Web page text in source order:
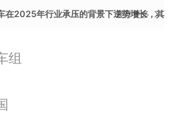
在2025年行业承压的背景下逆势增长，其
展开更多
组